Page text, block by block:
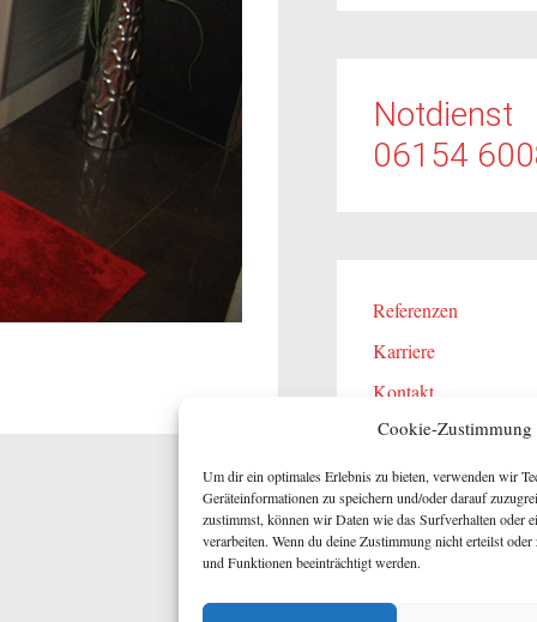
Cookie-Zustimmung
Um dir ein optimales Erlebnis zu bieten, verwenden wir
Geräteinformationen zu speichern und/oder darauf
zustimmst, können wir Daten wie das Surfverhalten oder
verarbeiten. Wenn du deine Zustimmung nicht erteilst
und Funktionen beeinträchtigt werden.
Notdienst
06154
Referenzen
Karriere
Kontakt
Impressum
Cookie-Richtlinie
AGB